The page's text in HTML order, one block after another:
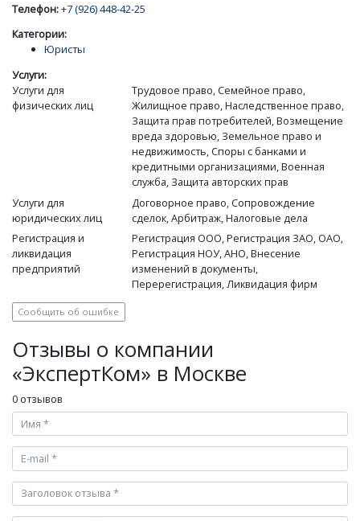
Телефон:+7 (926) 448-42-25
Категории:
Юристы
Услуги:
Услуги для
физических лиц
Трудовое право, Семейное право,
Жилищное право, Наследственное право,
Защита прав потребителей, Возмещение
вреда здоровью, Земельное право и
недвижимость, Споры с банками и
кредитными организациями, Военная
служба, Защита авторских прав
Услуги для
юридических лиц
Договорное право, Сопровождение
сделок, Арбитраж, Налоговые дела
Регистрация и
ликвидация
предприятий
Регистрация ООО, Регистрация ЗАО, ОАО,
Регистрация НОУ, АНО, Внесение
изменений в документы,
Перерегистрация, Ликвидация фирм
Сообщить об ошибке
Отзывы о компании
«ЭкспертКом» в Москве
0 отзывов